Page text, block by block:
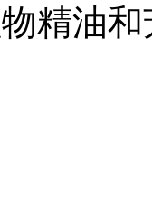
精油